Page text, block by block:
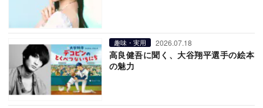
趣味・実用 2026.07.18
高良健吾に聞く、大谷翔平選手の絵本
の魅力